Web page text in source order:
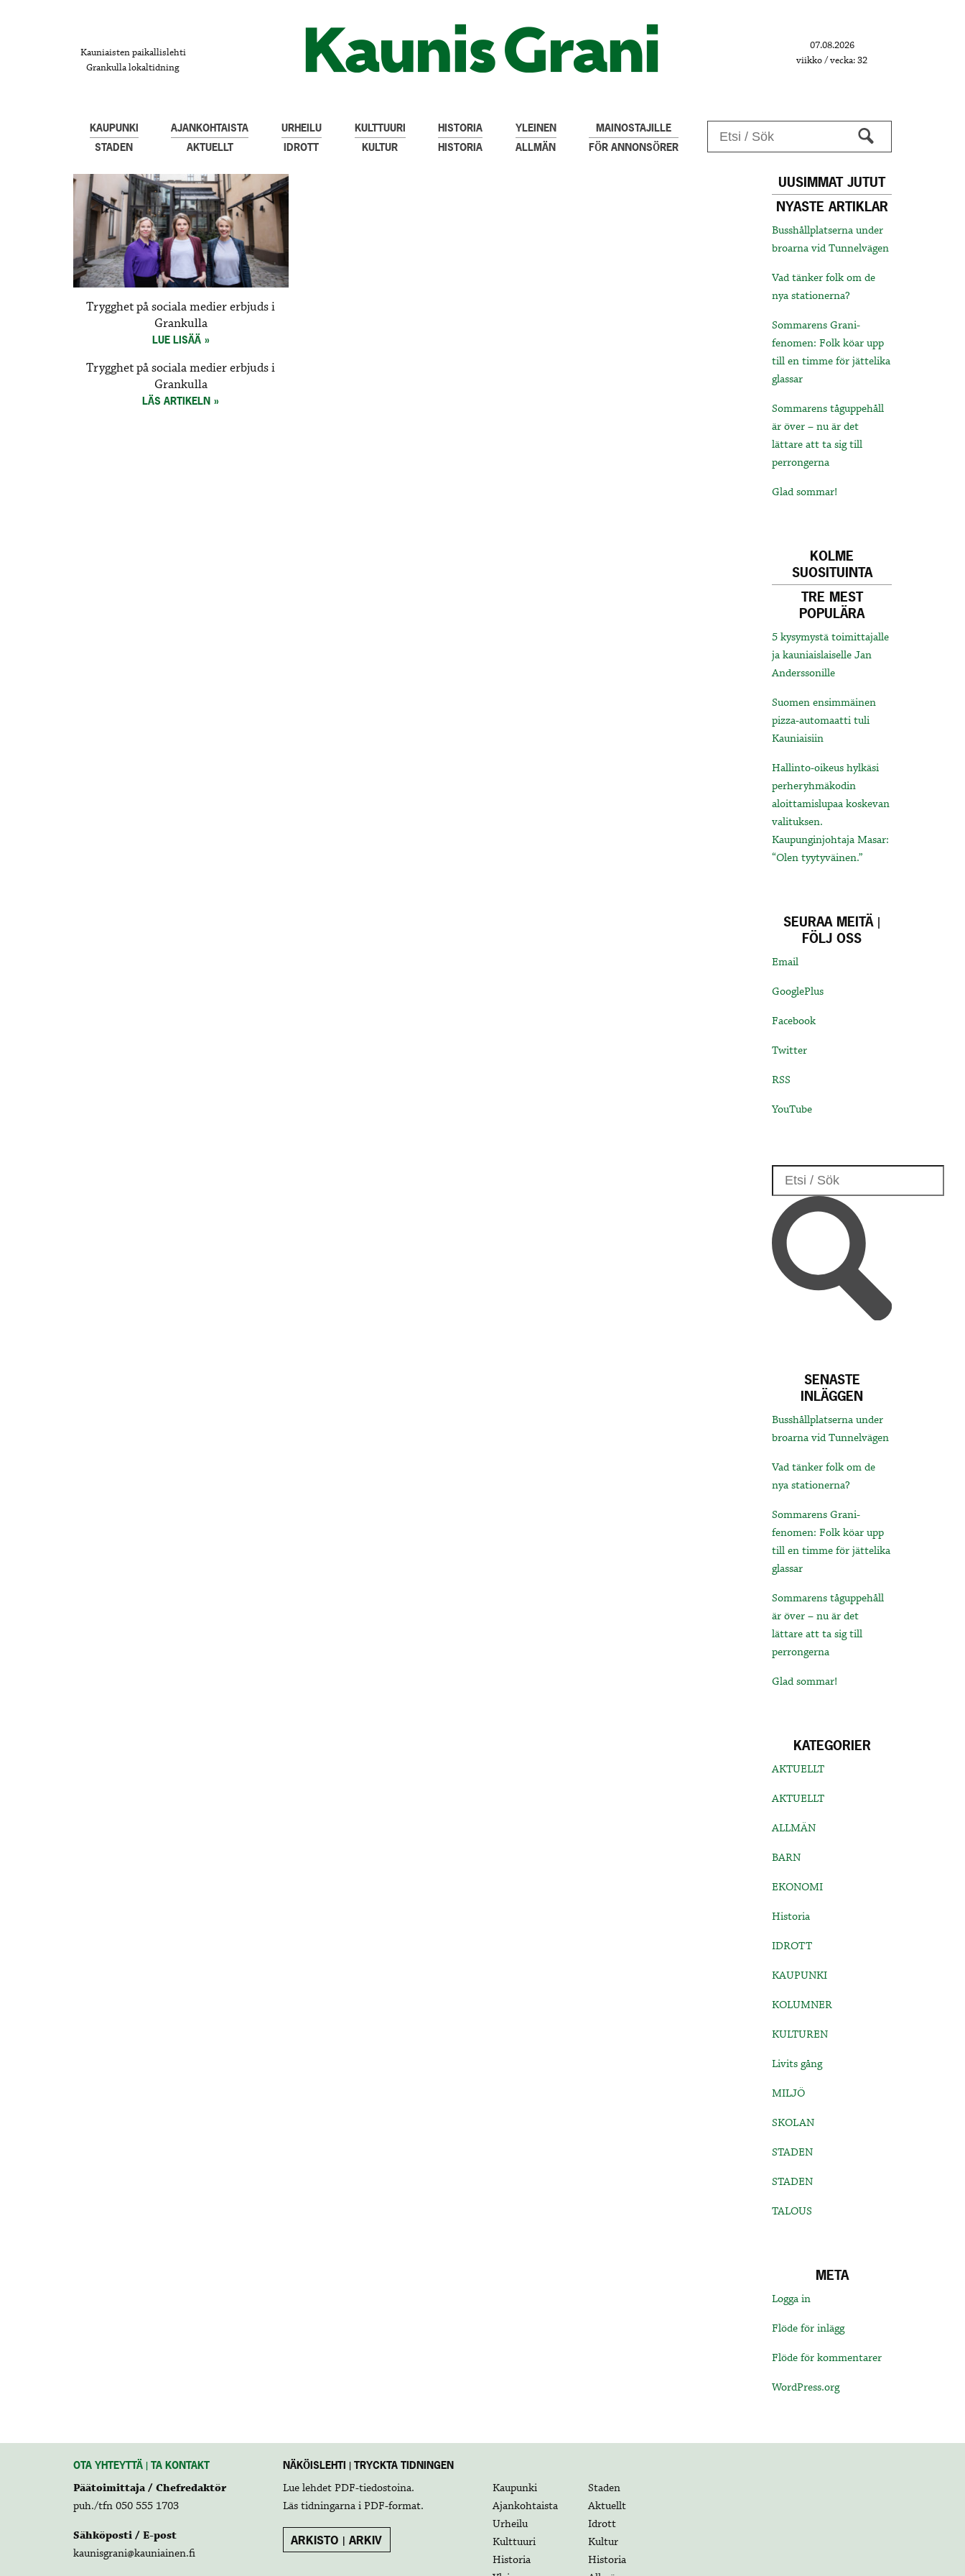
Kauniaisten paikallislehti
Grankulla lokaltidning
07.08.2026
viikko / vecka: 32
KAUPUNKI
STADEN
AJANKOHTAISTA
AKTUELLT
URHEILU
IDROTT
KULTTUURI
KULTUR
HISTORIA
HISTORIA
YLEINEN
ALLMÄN
MAINOSTAJILLE
FÖR ANNONSÖRER
Trygghet på sociala medier erbjuds i
Grankulla
LUE LISÄÄ
Trygghet på sociala medier erbjuds i
Grankulla
LÄS ARTIKELN
UUSIMMAT JUTUT
NYASTE ARTIKLAR
Busshållplatserna under
broarna vid Tunnelvägen
Vad tänker folk om de
nya stationerna?
Sommarens Grani-
fenomen: Folk köar upp
till en timme för jättelika
glassar
Sommarens tåguppehåll
är över – nu är det
lättare att ta sig till
perrongerna
Glad sommar!
KOLME
SUOSITUINTA
TRE MEST
POPULÄRA
5 kysymystä toimittajalle
ja kauniaislaiselle Jan
Anderssonille
Suomen ensimmäinen
pizza-automaatti tuli
Kauniaisiin
Hallinto-oikeus hylkäsi
perheryhmäkodin
aloittamislupaa koskevan
valituksen.
Kaupunginjohtaja Masar:
“Olen tyytyväinen.”
SEURAA MEITÄ |
FÖLJ OSS
Email
GooglePlus
Facebook
Twitter
RSS
YouTube
SENASTE
INLÄGGEN
Busshållplatserna under
broarna vid Tunnelvägen
Vad tänker folk om de
nya stationerna?
Sommarens Grani-
fenomen: Folk köar upp
till en timme för jättelika
glassar
Sommarens tåguppehåll
är över – nu är det
lättare att ta sig till
perrongerna
Glad sommar!
KATEGORIER
AKTUELLT
AKTUELLT
ALLMÄN
BARN
EKONOMI
Historia
IDROTT
KAUPUNKI
KOLUMNER
KULTUREN
Livits gång
MILJÖ
SKOLAN
STADEN
STADEN
TALOUS
META
Logga in
Flöde för inlägg
Flöde för kommentarer
WordPress.org
OTA YHTEYTTÄ | TA KONTAKT
Päätoimittaja / Chefredaktör
puh./tfn 050 555 1703
Sähköposti / E-post
kaunisgrani@kauniainen.fi
NÄKÖISLEHTI | TRYCKTA TIDNINGEN
Lue lehdet PDF-tiedostoina.
Läs tidningarna i PDF-format.
ARKISTO | ARKIV
Kaupunki
Staden
Ajankohtaista
Aktuellt
Urheilu
Idrott
Kulttuuri
Kultur
Historia
Historia